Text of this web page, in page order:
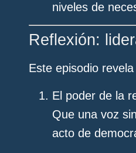
niveles de
Reflexión:
Este episodio
El poder de la
Que una voz
acto de